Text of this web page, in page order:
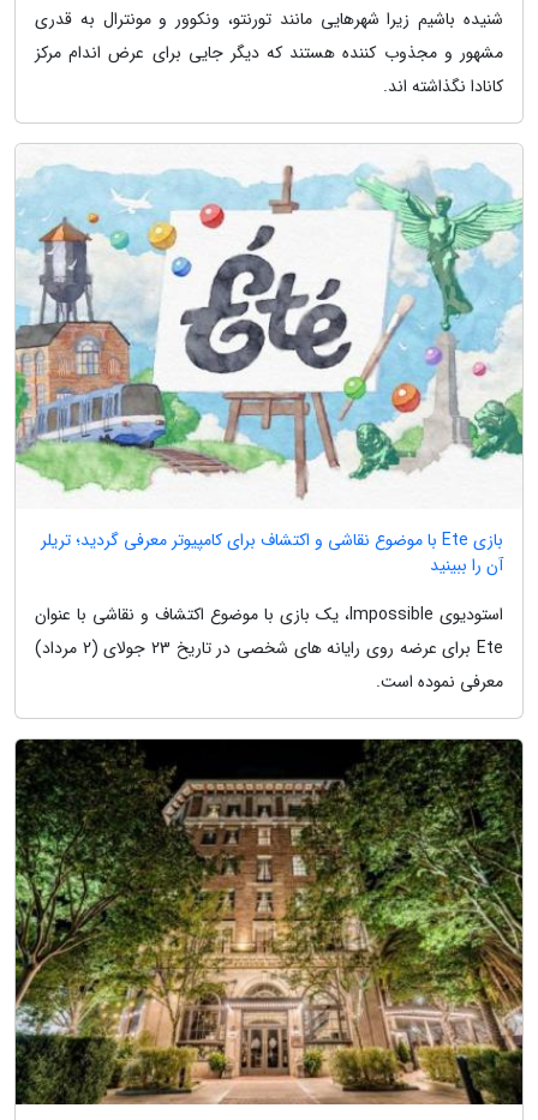
شنیده باشیم زیرا شهرهایی مانند تورنتو، ونکوور و مونترال به قدری
مشهور و مجذوب کننده هستند که دیگر جایی برای عرض اندام مرکز
کانادا نگذاشته اند.
بازی Ete با موضوع نقاشی و اکتشاف برای کامپیوتر معرفی گردید؛ تریلر
آن را ببینید
استودیوی Impossible، یک بازی با موضوع اکتشاف و نقاشی با عنوان
Ete برای عرضه روی رایانه های شخصی در تاریخ 23 جولای (2 مرداد)
معرفی نموده است.